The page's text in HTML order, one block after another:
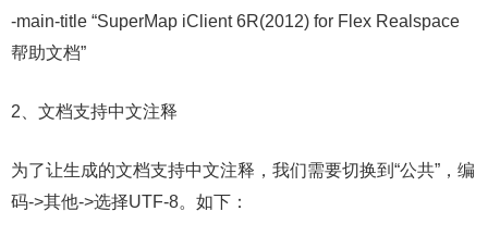
-main-title “SuperMap iClient 6R(2012) for Flex Realspace
帮助文档”
2、文档支持中文注释
为了让生成的文档支持中文注释，我们需要切换到“公共”，编
码->其他->选择UTF-8。如下：